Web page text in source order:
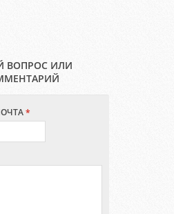
ВОПРОС ИЛИ
*